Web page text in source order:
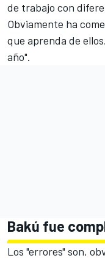
de trabajo con
Obviamente ha
que aprenda de
año".
Bakú fue
Los "errores" son,